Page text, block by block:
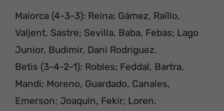
Maiorca (4-3-3): Reina; Gámez, Raíllo,
Valjent, Sastre; Sevilla, Baba, Febas; Lago
Junior, Budimir, Dani Rodriguez.
Betis (3-4-2-1): Robles; Feddal, Bartra,
Mandi; Moreno, Guardado, Canales,
Emerson; Joaquin, Fekir; Loren.